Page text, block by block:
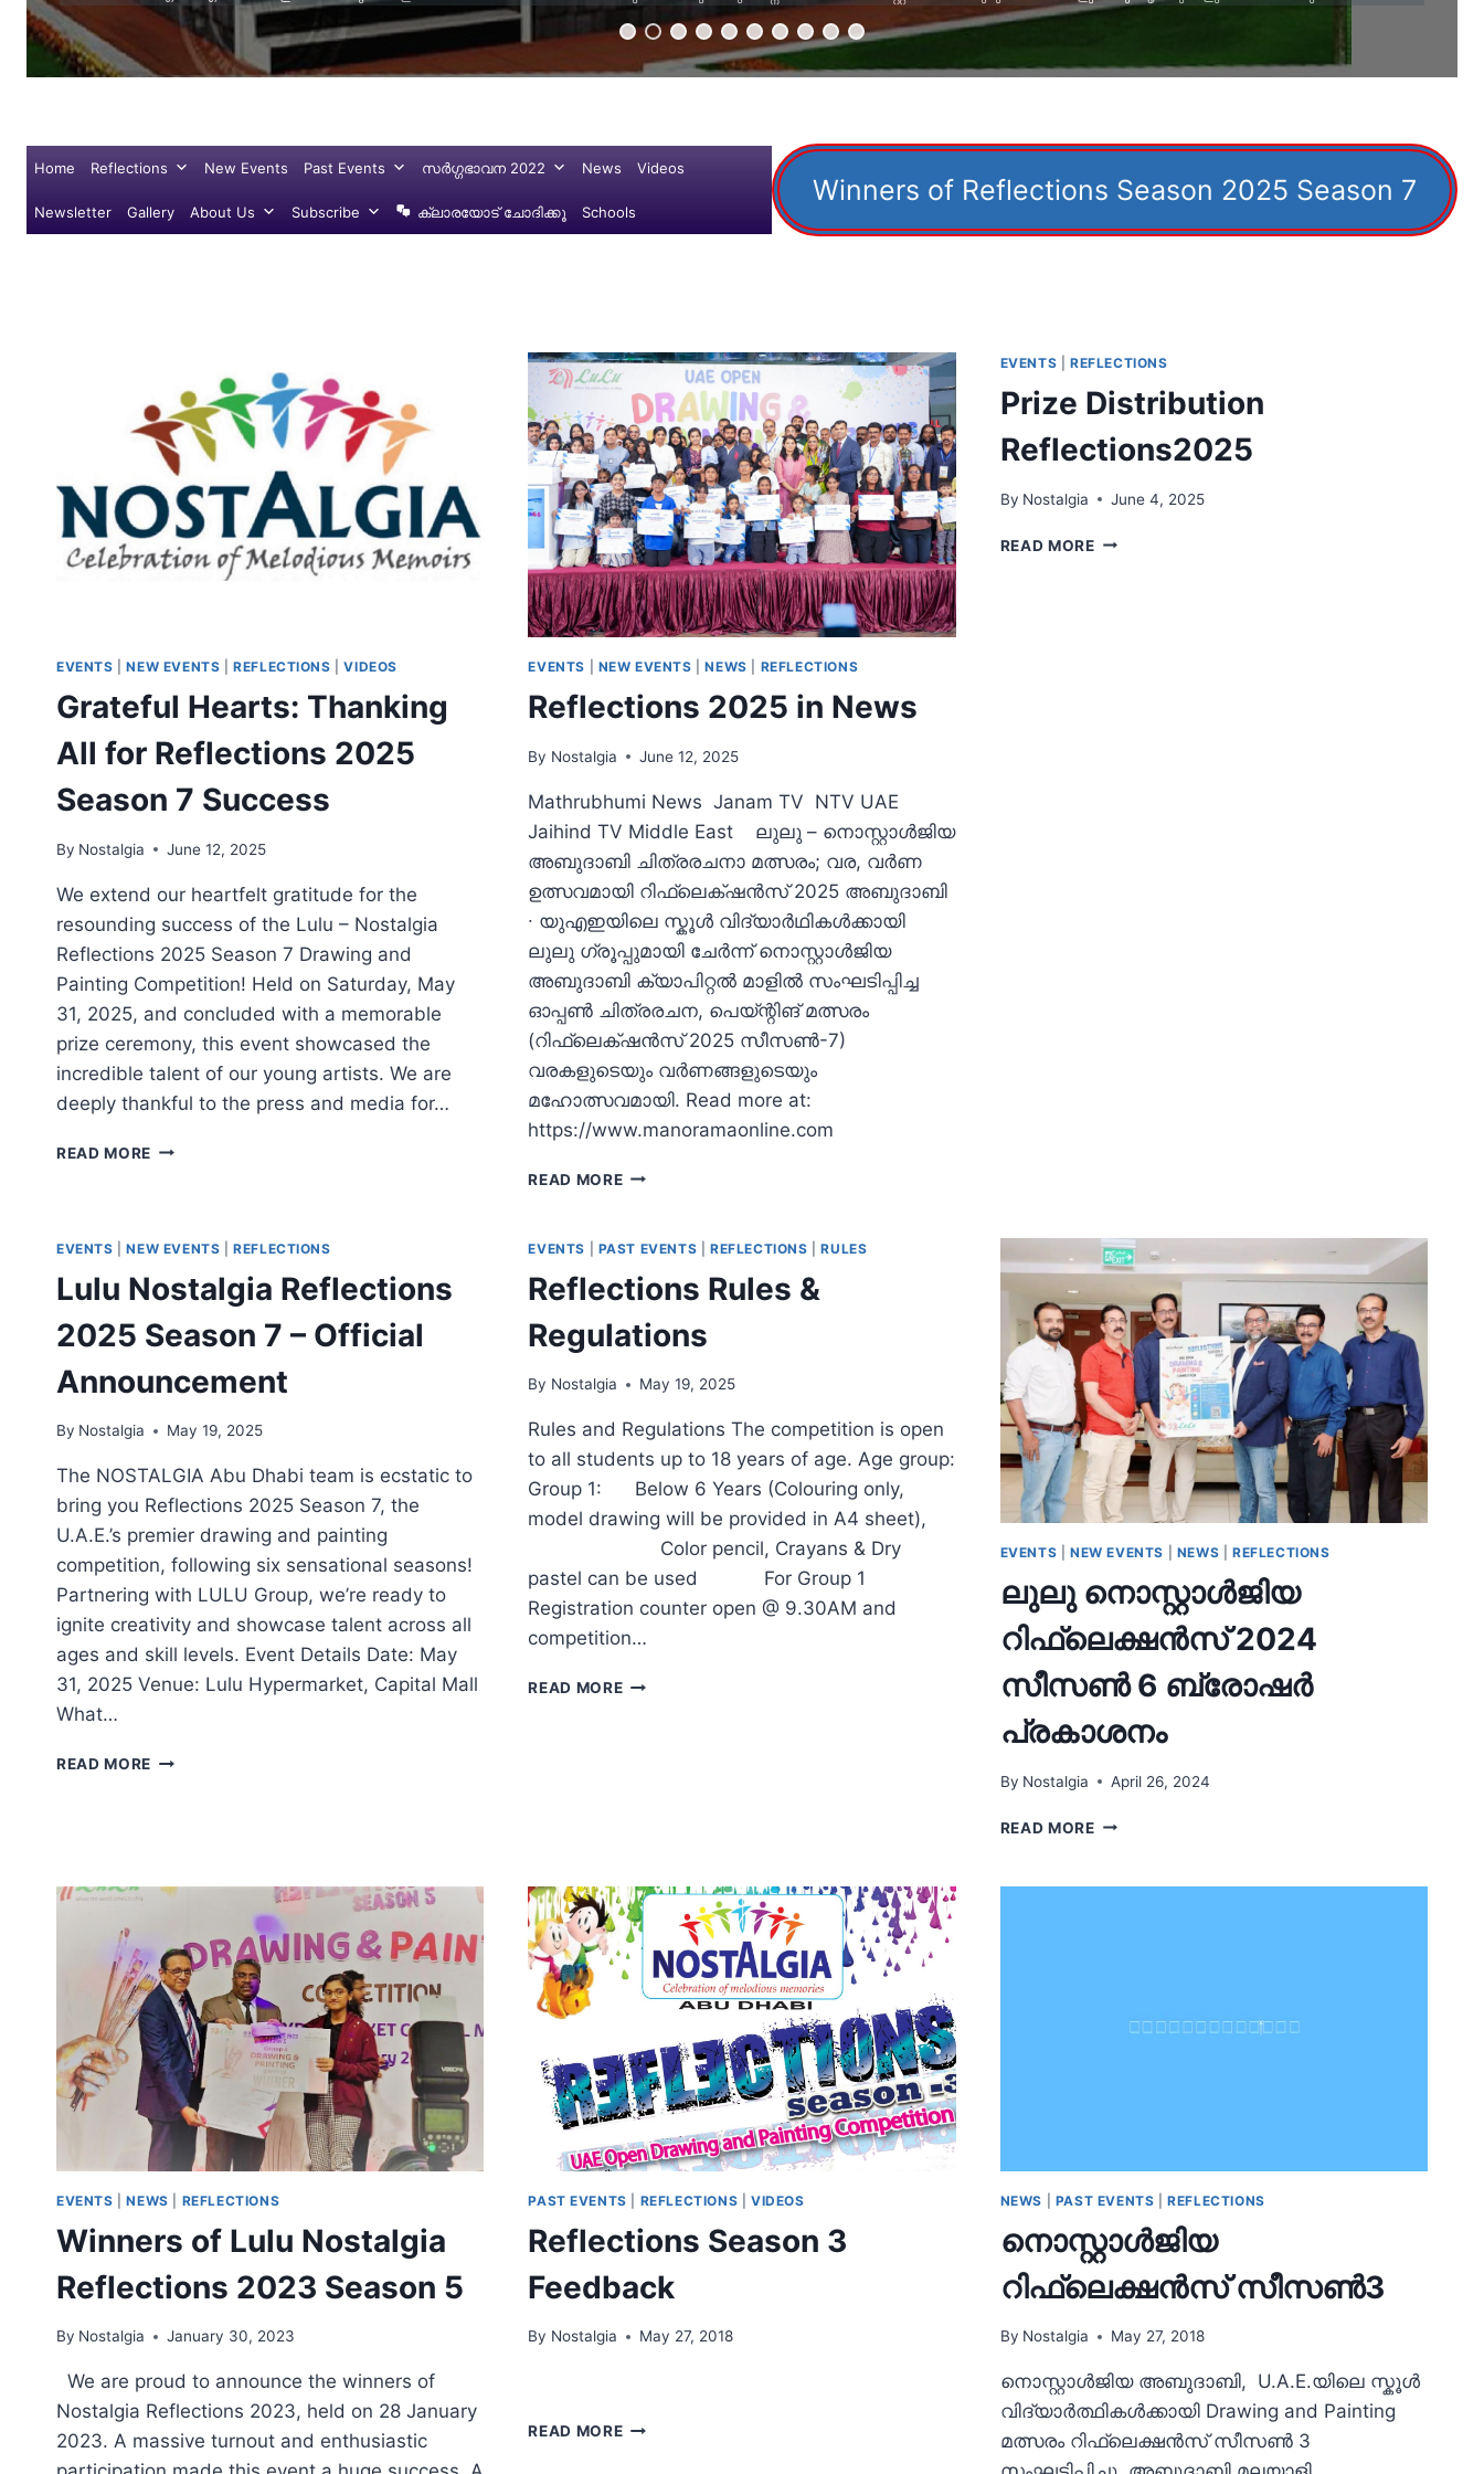
Home Reflections New Events Past Events സർഗ്ഗഭാവന 2022 News Videos
Newsletter Gallery About Us Subscribe ക്ലാരയോട് ചോദിക്കൂ Schools
Winners of Reflections Season 2025 Season 7
EVENTS |NEW EVENTS |REFLECTIONS |VIDEOS
Grateful Hearts: Thanking
All for Reflections 2025
Season 7 Success
By Nostalgia June 12, 2025
We extend our heartfelt gratitude for the
resounding success of the Lulu – Nostalgia
Reflections 2025 Season 7 Drawing and
Painting Competition! Held on Saturday, May
31, 2025, and concluded with a memorable
prize ceremony, this event showcased the
incredible talent of our young artists. We are
deeply thankful to the press and media for…
READ MORE GRATEFUL
FOR
2025
7
EVENTS NEW EVENTS |NEWS REFLECTIONS
Reflections 2025 in News
By Nostalgia June 12, 2025
Mathrubhumi News Janam TV NTV UAE
Jaihind TV Middle East ലുലു – നൊസ്റ്റാൾജിയ
അബുദാബി ചിത്രരചനാ മത്സരം; വര, വർണ
ഉത്സവമായി റിഫ്ലെക്‌ഷൻസ് 2025 അബുദാബി
∙ യുഎഇയിലെ സ്കൂൾ വിദ്യാർഥികൾക്കായി
ലുലു ഗ്രൂപ്പുമായി ചേർന്ന് നൊസ്റ്റാൾജിയ
അബുദാബി ക്യാപിറ്റൽ മാളിൽ സംഘടിപ്പിച്ച
ഓപ്പൺ ചിത്രരചന, പെയ്ന്റിങ് മത്സരം
(റിഫ്ലെക്‌ഷൻസ് 2025 സീസൺ-7)
വരകളുടെയും വർണങ്ങളുടെയും
മഹോത്സവമായി. Read more at:
https://www.manoramaonline.com
READ MOREREFLECTIONS
NEWS
EVENTS |REFLECTIONS
Prize Distribution
Reflections2025
By Nostalgia June 4, 2025
READ MOREPRIZE
EVENTS |NEW EVENTS |REFLECTIONS
Lulu Nostalgia Reflections
2025 Season 7 – Official
Announcement
By Nostalgia May 19, 2025
The NOSTALGIA Abu Dhabi team is ecstatic to
bring you Reflections 2025 Season 7, the
U.A.E.’s premier drawing and painting
competition, following six sensational seasons!
Partnering with LULU Group, we’re ready to
ignite creativity and showcase talent across all
ages and skill levels. Event Details Date: May
31, 2025 Venue: Lulu Hypermarket, Capital Mall
What…
READ MORE LULU
ANNOUNCEMENT
EVENTS PAST EVENTS |REFLECTIONS |RULES
Reflections Rules &
Regulations
By Nostalgia May 19, 2025
Rules and Regulations The competition is open
to all students up to 18 years of age. Age group:
Group 1: Below 6 Years (Colouring only,
model drawing will be provided in A4 sheet),
Color pencil, Crayans & Dry
pastel can be used For Group 1
Registration counter open @ 9.30AM and
competition…
READ MOREREFLECTIONS
EVENTS |NEW EVENTS NEWS REFLECTIONS
ലുലു നൊസ്റ്റാള്‍ജിയ
റിഫ്ലെക്ഷന്‍സ് 2024
സീസണ്‍ 6 ബ്രോഷര്‍
പ്രകാശനം
By Nostalgia April 26, 2024
READ MOREലുലു
2024
EVENTS |NEWS REFLECTIONS
Winners of Lulu Nostalgia
Reflections 2023 Season 5
By Nostalgia January 30, 2023
We are proud to announce the winners of
Nostalgia Reflections 2023, held on 28 January
2023. A massive turnout and enthusiastic
PAST EVENTS REFLECTIONS |VIDEOS
Reflections Season 3
Feedback
By Nostalgia May 27, 2018
READ MOREREFLECTIONS
NEWS PAST EVENTS |REFLECTIONS
നൊസ്റ്റാള്‍ജിയ
റിഫ്ലെക്ഷന്‍സ് സീസണ്‍3
By Nostalgia May 27, 2018
നൊസ്റ്റാള്‍ജിയ അബുദാബി, U.A.E.യിലെ സ്കൂള്‍
വിദ്യാര്‍ത്ഥികള്‍ക്കായി Drawing and Painting
മത്സരം റിഫ്ലെക്ഷന്‍സ് സീസണ്‍ 3